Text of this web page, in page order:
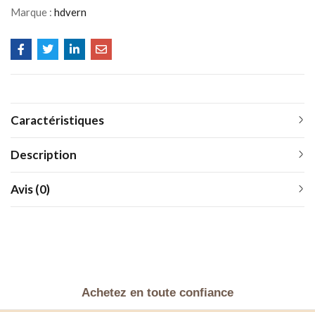
Marque : hdvern
Caractéristiques
Description
Avis (0)
Achetez en toute confiance